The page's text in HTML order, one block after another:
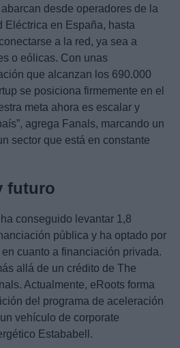
abarcan desde operadores de la
Eléctrica en España, hasta
a la red, ya sea a
o eólicas. Con unas
que alcanzan los 690.000
se posiciona firmemente en el
meta ahora es escalar y
agrega Fanals, marcando un
sector que está en constante
futuro
conseguido levantar 1,8
pública y ha optado por
cuanto a financiación privada.
allá de un crédito de The
Actualmente, eRoots forma
del programa de aceleración
vehículo de corporate
Estababell.